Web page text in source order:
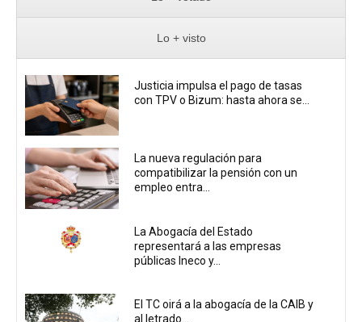
Lo + visto
Justicia impulsa el pago de tasas
con TPV o Bizum: hasta ahora se...
La nueva regulación para
compatibilizar la pensión con un
empleo entra...
La Abogacía del Estado
representará a las empresas
públicas Ineco y...
El TC oirá a la abogacía de la CAIB y
al letrado...